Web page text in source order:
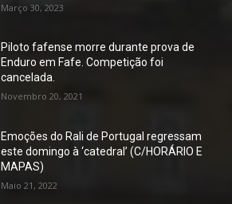
Março 30, 2023
Piloto fafense morre durante prova de
Enduro em Fafe. Competição foi
cancelada.
Novembro 20, 2021
Emoções do Rali de Portugal regressam
este domingo à ‘catedral’ (C/HORÁRIO E
MAPAS)
Maio 21, 2022